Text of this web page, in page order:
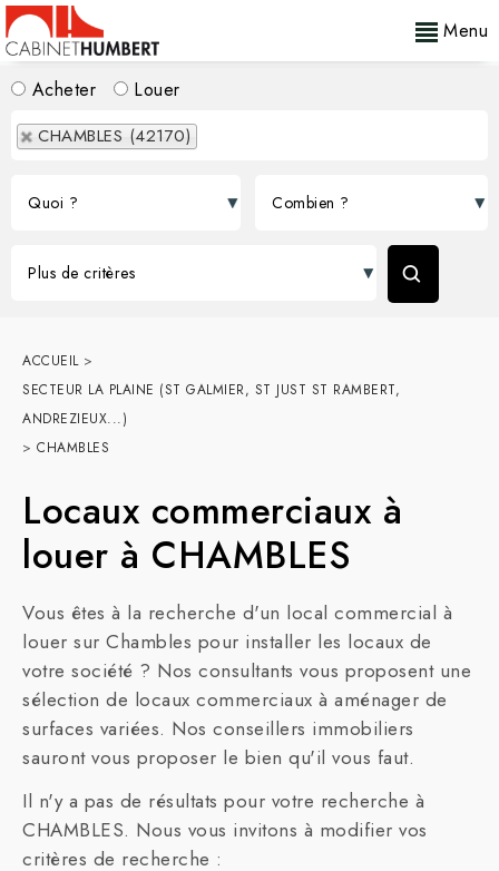
Menu
Acheter Louer
CHAMBLES (42170)
ACCUEIL>
SECTEUR LA PLAINE (ST GALMIER, ST JUST ST RAMBERT,
ANDREZIEUX...)
> CHAMBLES
Locaux commerciaux à
louer à CHAMBLES
Vous êtes à la recherche d'un local commercial à
louer sur Chambles pour installer les locaux de
votre société ? Nos consultants vous proposent une
sélection de locaux commerciaux à aménager de
surfaces variées. Nos conseillers immobiliers
sauront vous proposer le bien qu'il vous faut.
Il n'y a pas de résultats pour votre recherche à
CHAMBLES. Nous vous invitons à modifier vos
critères de recherche :